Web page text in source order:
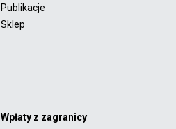
Publikacje
Sklep
Wpłaty z zagranicy